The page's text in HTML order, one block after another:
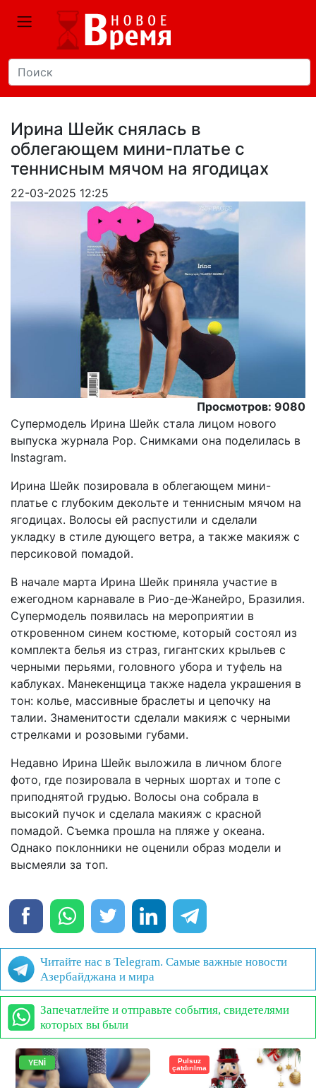
Ирина Шейк снялась в
облегающем мини-платье с
теннисным мячом на ягодицах
22-03-2025 12:25
Просмотров: 9080
Супермодель Ирина Шейк стала лицом нового
выпуска журнала Pop. Снимками она поделилась в
Instagram.
Ирина Шейк позировала в облегающем мини-
платье с глубоким декольте и теннисным мячом на
ягодицах. Волосы ей распустили и сделали
укладку в стиле дующего ветра, а также макияж с
персиковой помадой.
В начале марта Ирина Шейк приняла участие в
ежегодном карнавале в Рио-де-Жанейро, Бразилия.
Супермодель появилась на мероприятии в
откровенном синем костюме, который состоял из
комплекта белья из страз, гигантских крыльев с
черными перьями, головного убора и туфель на
каблуках. Манекенщица также надела украшения в
тон: колье, массивные браслеты и цепочку на
талии. Знаменитости сделали макияж с черными
стрелками и розовыми губами.
Недавно Ирина Шейк выложила в личном блоге
фото, где позировала в черных шортах и топе с
приподнятой грудью. Волосы она собрала в
высокий пучок и сделала макияж с красной
помадой. Съемка прошла на пляже у океана.
Однако поклонники не оценили образ модели и
высмеяли за топ.
Читайте нас в Telegram. Самые важные новости
Азербайджана и мира
Запечатлейте и отправьте события, свидетелями
которых вы были